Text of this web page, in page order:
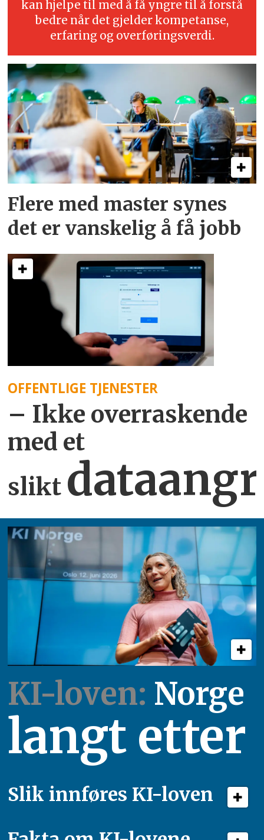
kan hjelpe til med å få yngre til å forstå
bedre når det gjelder kompetanse,
erfaring og overføringsverdi.
Flere med master synes
det er vanskelig å få jobb
OFFENTLIGE TJENESTER
– Ikke overraskende
med et
slikt
KI-loven: Norge
langt etter
Slik innføres KI-loven